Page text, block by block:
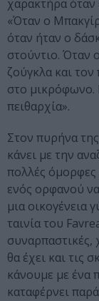
χαρακτήρα
«Όταν ο
όταν ήταν ο
στούντιο. Όταν
ζούγκλα και
στο μικρόφωνο.
πειθαρχία».
Στον πυρήνα
κάνει με την
πολλές όμορφες
ενός ορφανού
μια οικογένεια
ταινία του
συναρπαστικές,
θα έχει και τις
κάνουμε με ένα
καταφέρνει